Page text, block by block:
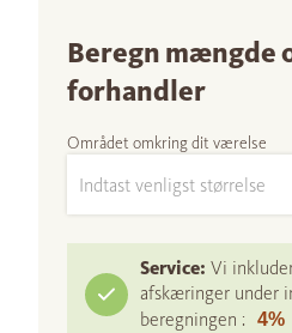
Beregn mængde
forhandler
Området omkring dit værelse
Service: Vi
afskæringer under
beregningen :